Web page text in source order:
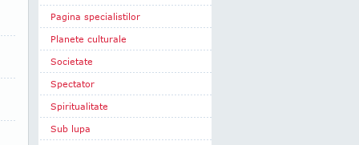
Pagina specialistilor
Planete culturale
Societate
Spectator
Spiritualitate
Sub lupa